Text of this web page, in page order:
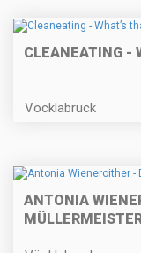
CLEANEATING -
Vöcklabruck
ANTONIA